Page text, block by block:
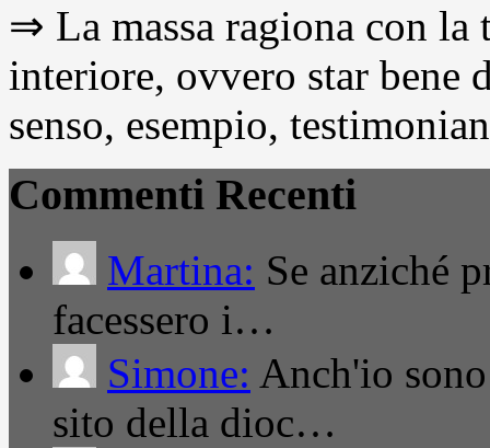
⇒ La massa ragiona con
interiore, ovvero star
senso, esempio,
Commenti Recenti
Martina: Se anziché
facessero i…
Simone: Anch'io
sito della dioc…